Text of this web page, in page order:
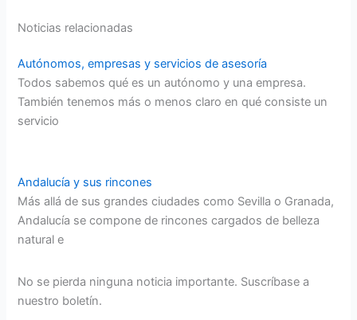
Noticias relacionadas
Autónomos, empresas y servicios de asesoría
Todos sabemos qué es un autónomo y una empresa.
También tenemos más o menos claro en qué consiste un
servicio
Andalucía y sus rincones
Más allá de sus grandes ciudades como Sevilla o Granada,
Andalucía se compone de rincones cargados de belleza
natural e
No se pierda ninguna noticia importante. Suscríbase a
nuestro boletín.